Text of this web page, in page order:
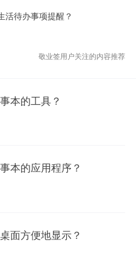
活待办事项提醒？
敬业签用户关注的内容推荐
本的工具？
本的应用程序？
面方便地显示？